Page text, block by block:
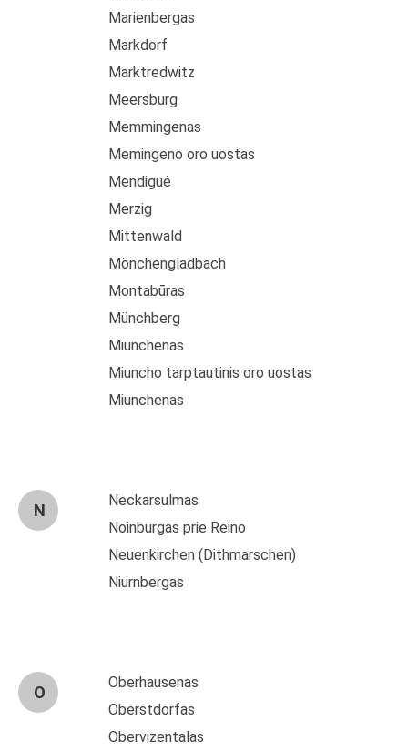
Marienbergas
Markdorf
Marktredwitz
Meersburg
Memmingenas
Memingeno oro uostas
Mendiguė
Merzig
Mittenwald
Mönchengladbach
Montabūras
Münchberg
Miunchenas
Miuncho tarptautinis oro uostas
Miunchenas
N
Neckarsulmas
Noinburgas prie Reino
Neuenkirchen (Dithmarschen)
Niurnbergas
O
Oberhausenas
Oberstdorfas
Obervizentalas